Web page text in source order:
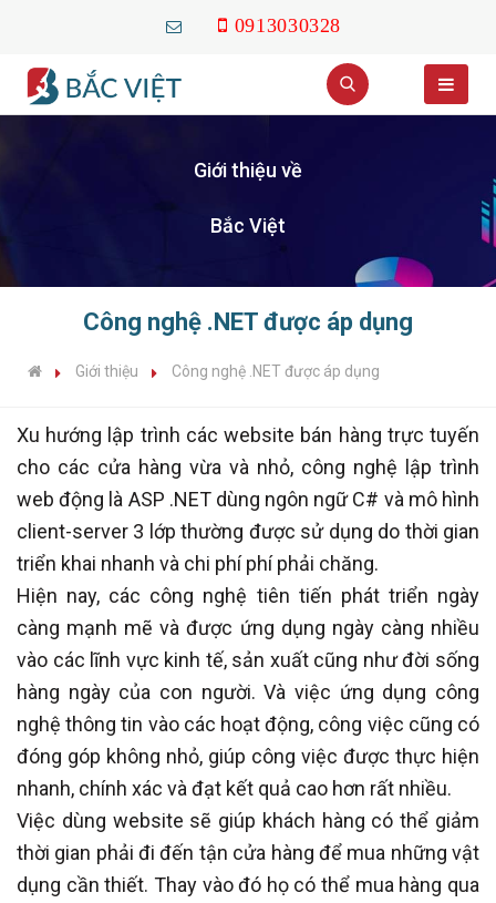
0913030328
Giới thiệu về
Bắc Việt
Công nghệ .NET được áp dụng
Giới thiệu Công nghệ .NET được áp dụng
Xu hướng lập trình các website bán hàng trực tuyến
cho các cửa hàng vừa và nhỏ, công nghệ lập trình
web động là ASP .NET dùng ngôn ngữ C# và mô hình
client-server 3 lớp thường được sử dụng do thời gian
triển khai nhanh và chi phí phí phải chăng.
Hiện nay, các công nghệ tiên tiến phát triển ngày
càng mạnh mẽ và được ứng dụng ngày càng nhiều
vào các lĩnh vực kinh tế, sản xuất cũng như đời sống
hàng ngày của con người. Và việc ứng dụng công
nghệ thông tin vào các hoạt động, công việc cũng có
đóng góp không nhỏ, giúp công việc được thực hiện
nhanh, chính xác và đạt kết quả cao hơn rất nhiều.
Việc dùng website sẽ giúp khách hàng có thể giảm
thời gian phải đi đến tận cửa hàng để mua những vật
dụng cần thiết. Thay vào đó họ có thể mua hàng qua